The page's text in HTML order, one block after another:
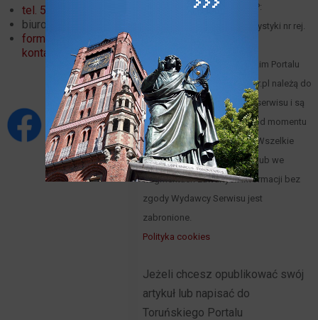
tel. 56 621 02 32
biuro@toruntour.pl
formularz
kontaktowy
), tel. 66 00 61 352, NIP:
8791221083, Organizator turystyki nr rej.
Materiały zawarte w Toruńskim Portalu
Turystycznym www.toruntour.pl należą do
ich autorów lub właściciela serwisu i są
objęte prawami autorskimi od momentu
powstania Portalu w 2015 r. Wszelkie
wykorzystywanie w całości lub we
fragmentach zawartych informacji bez
zgody Wydawcy Serwisu jest
zabronione.
Polityka cookies
Jeżeli chcesz opublikować swój
artykuł lub napisać do
Toruńskiego Portalu